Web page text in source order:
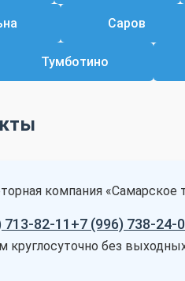
Саров
Тумботино
компания «Самарское
713-82-11+7 (996) 738-24-
круглосуточно без